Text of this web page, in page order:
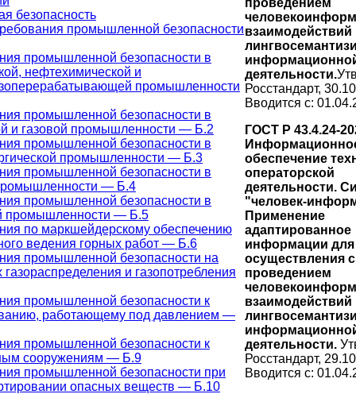
безопасность
промышленной безопасности
промышленной безопасности в
нефтехимической и
промышленности
промышленной безопасности в
и газовой промышленности — Б.2
промышленной безопасности в
промышленности — Б.3
промышленной безопасности в
— Б.4
промышленной безопасности в
промышленности — Б.5
по маркшейдерскому обеспечению
ведения горных работ — Б.6
промышленной безопасности на
газораспределения и газопотребления
промышленной безопасности к
работающему под давлением —
промышленной безопасности к
сооружениям — Б.9
промышленной безопасности при
опасных веществ — Б.10
взаимодействий
деятельности.
Росстандарт,
Вводится с:
ГОСТ Р 43.4.24-
обеспечение
операторской
деятельности.
"человек-
Применение
адаптированное
информации для
осуществления с
проведением
взаимодействий
деятельности.
Росстандарт,
Вводится с: